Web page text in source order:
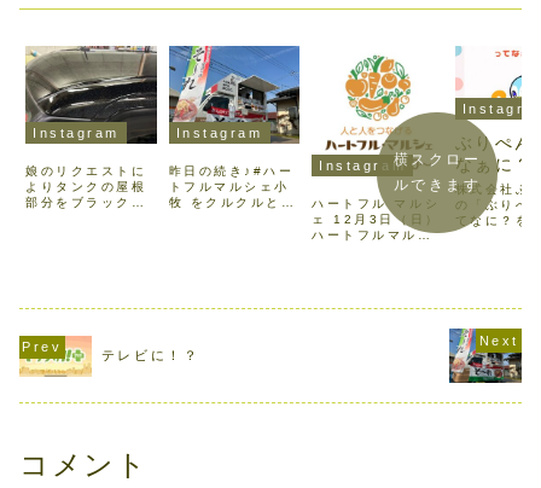
Instagram
娘のリクエストに
よりタンクの屋根
部分をブラック×
(º ﾛ º๑)わぉ♡娘
でよかった (*｣
´□`)｣＜安全運転で
可愛がってお...
Instagram
昨日の続き♪#ハー
トフルマルシェ小
牧 をクルクルと2
に ワッフル食べて
って 帰ってから気
Instagram
ハートフル マルシ
ェ 12月3日（日）
ハートフルマルシ
る物はありません
から順次...
ぶりぺん
なぁに？
株式会社ぶ
の「ぶりぺ
てなに？を
横スクロー
ルできます
テレビに！？
コメント